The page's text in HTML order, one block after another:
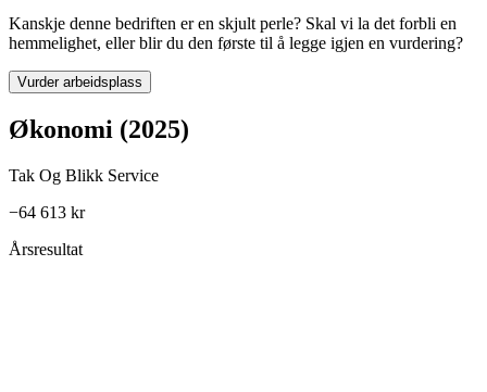
Kanskje denne bedriften er en skjult perle? Skal vi la det forbli en
hemmelighet, eller blir du den første til å legge igjen en vurdering?
Vurder arbeidsplass
Økonomi (2025)
Tak Og Blikk Service
−64 613 kr
Årsresultat